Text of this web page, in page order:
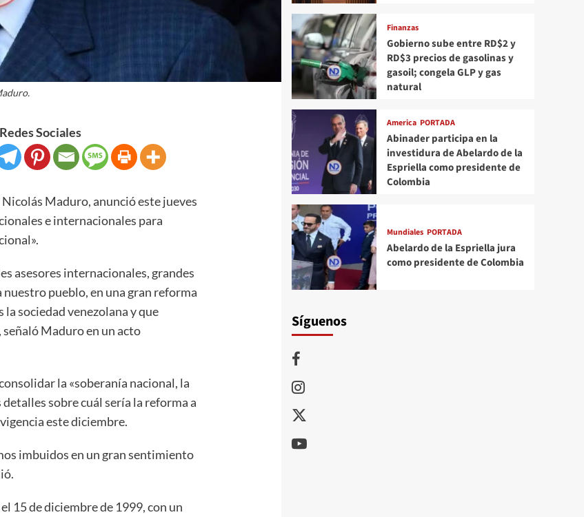
Sociales
Maduro, anunció este jueves
e internacionales para
asesores internacionales, grandes
pueblo, en una gran reforma
sociedad venezolana y que
señaló Maduro en un acto
la «soberanía nacional, la
sobre cuál sería la reforma a
este diciembre.
imbuidos en un gran sentimiento
15 de diciembre de 1999, con un
Finanzas
Gobierno sube entre RD$2 y
RD$3 precios de gasolinas y
gasoil; congela GLP y gas
natural
America PORTADA
Abinader participa en la
investidura de Abelardo de la
Espriella como presidente de
Colombia
Mundiales PORTADA
Abelardo de la Espriella jura
como presidente de Colombia
Síguenos